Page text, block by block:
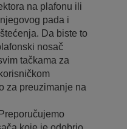
na plafonu ili
pada i
Da biste to
nosač
tačkama za
za preuzimanje na